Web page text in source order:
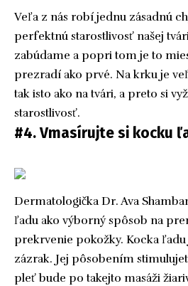
Veľa z nás robí jednu zásadnú
perfektnú starostlivosť našej
zabúdame a popri tom je to
prezradí ako prvé. Na krku je
tak isto ako na tvári, a preto si
starostlivosť.
#4. Vmasírujte si kocku
Dermatologička Dr. Ava
ľadu ako výborný spôsob na
prekrvenie pokožky. Kocka ľadu
zázrak. Jej pôsobením
pleť bude po takejto masáži